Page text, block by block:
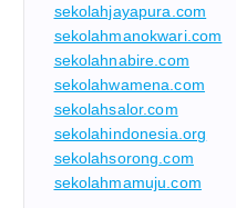
sekolahjayapura.com
sekolahmanokwari.com
sekolahnabire.com
sekolahwamena.com
sekolahsalor.com
sekolahindonesia.org
sekolahsorong.com
sekolahmamuju.com